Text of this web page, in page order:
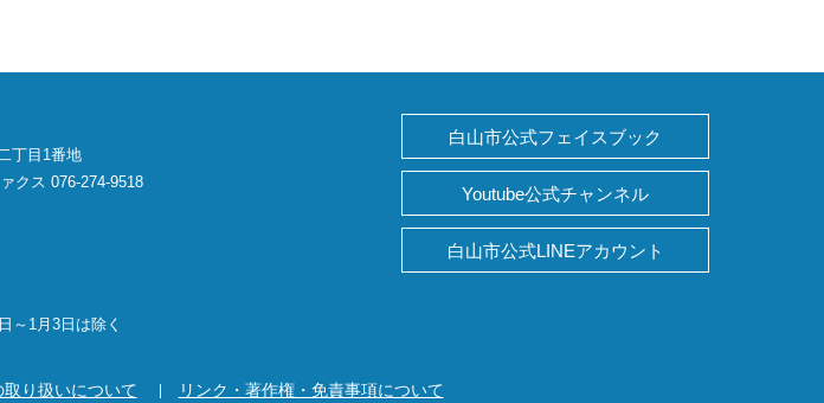
丁目1番地
クス 076-274-9518
～1月3日は除く
白山市公式フェイスブック
Youtube公式チャンネル
白山市公式LINEアカウント
り扱いについて リンク・著作権・免責事項について